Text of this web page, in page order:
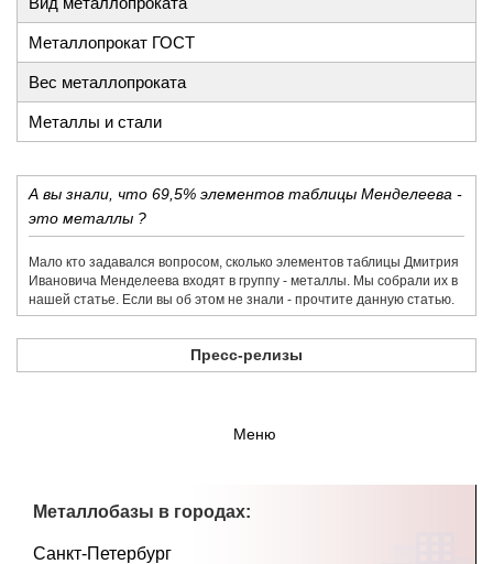
Металлопрокат ГОСТ
Вес металлопроката
Металлы и стали
А вы знали, что 69,5% элементов таблицы Менделеева -
это металлы ?
Мало кто задавался вопросом, сколько элементов таблицы Дмитрия
Ивановича Менделеева входят в группу - металлы. Мы собрали их в
нашей статье. Если вы об этом не знали - прочтите данную статью.
Пресс-релизы
Меню
Металлобазы в городах:
Санкт-Петербург